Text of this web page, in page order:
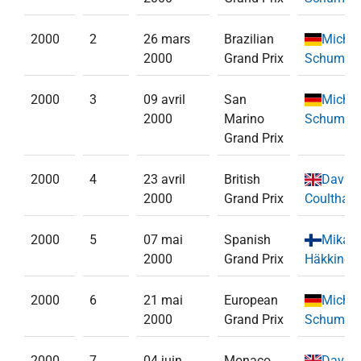
2000 2
26 mars
2000
Brazilian
Grand Prix
2000 3
09 avril
2000
San
Marino
Grand Prix
2000 4
23 avril
2000
British
Grand Prix
David
Coulthard
2000 5
07 mai
2000
Spanish
Grand Prix
Mika
Häkkinen
2000 6
21 mai
2000
European
Grand Prix